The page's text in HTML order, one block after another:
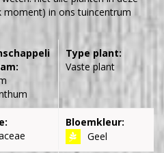
moment) in ons tuincentrum
Type plant:
Vaste plant
Bloemkleur:
Geel